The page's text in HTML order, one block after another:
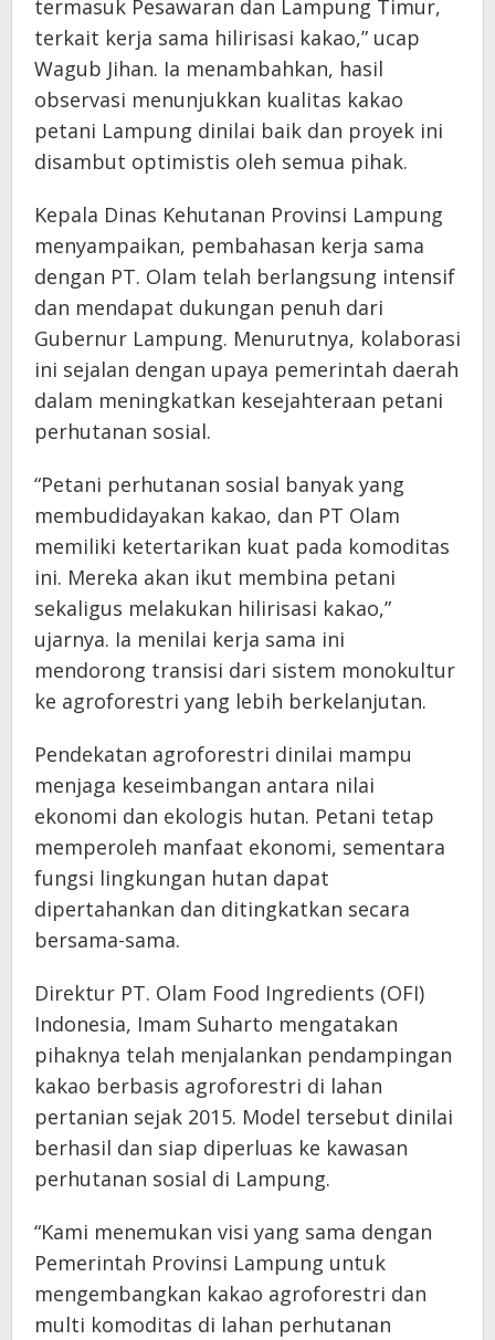
termasuk Pesawaran dan Lampung Timur,
terkait kerja sama hilirisasi kakao,” ucap
Wagub Jihan. Ia menambahkan, hasil
observasi menunjukkan kualitas kakao
petani Lampung dinilai baik dan proyek ini
disambut optimistis oleh semua pihak.
Kepala Dinas Kehutanan Provinsi Lampung
menyampaikan, pembahasan kerja sama
dengan PT. Olam telah berlangsung intensif
dan mendapat dukungan penuh dari
Gubernur Lampung. Menurutnya, kolaborasi
ini sejalan dengan upaya pemerintah daerah
dalam meningkatkan kesejahteraan petani
perhutanan sosial.
“Petani perhutanan sosial banyak yang
membudidayakan kakao, dan PT Olam
memiliki ketertarikan kuat pada komoditas
ini. Mereka akan ikut membina petani
sekaligus melakukan hilirisasi kakao,”
ujarnya. Ia menilai kerja sama ini
mendorong transisi dari sistem monokultur
ke agroforestri yang lebih berkelanjutan.
Pendekatan agroforestri dinilai mampu
menjaga keseimbangan antara nilai
ekonomi dan ekologis hutan. Petani tetap
memperoleh manfaat ekonomi, sementara
fungsi lingkungan hutan dapat
dipertahankan dan ditingkatkan secara
bersama-sama.
Direktur PT. Olam Food Ingredients (OFI)
Indonesia, Imam Suharto mengatakan
pihaknya telah menjalankan pendampingan
kakao berbasis agroforestri di lahan
pertanian sejak 2015. Model tersebut dinilai
berhasil dan siap diperluas ke kawasan
perhutanan sosial di Lampung.
“Kami menemukan visi yang sama dengan
Pemerintah Provinsi Lampung untuk
mengembangkan kakao agroforestri dan
multi komoditas di lahan perhutanan